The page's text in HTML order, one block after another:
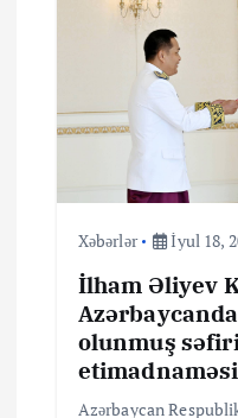
Xəbərlər İyul 18,
İlham Əliyev
olunmuş
Azərbaycan